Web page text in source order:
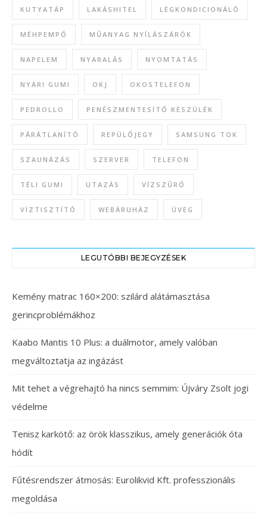
KUTYATÁP LAKÁSHITEL LÉGKONDICIONÁLÓ
MÉHPEMPŐ MŰANYAG NYÍLÁSZÁRÓK
NAPELEM NYARALÁS NYOMTATÁS
NYÁRI GUMI OKJ OKOSTELEFON
PEDROLLO PENÉSZMENTESÍTŐ KÉSZÜLÉK
PÁRÁTLANÍTÓ REPÜLŐJEGY SAMSUNG TOK
SZAUNÁZÁS SZERVER TELEFON
TÉLI GUMI UTAZÁS VÍZSZŰRŐ
VÍZTISZTÍTÓ WEBÁRUHÁZ ÜVEG
LEGUTÓBBI BEJEGYZÉSEK
Kemény matrac 160×200: szilárd alátámasztása
gerincproblémákhoz
Kaabo Mantis 10 Plus: a duálmotor, amely valóban
megváltoztatja az ingázást
Mit tehet a végrehajtó ha nincs semmim: Újváry Zsolt jogi
védelme
Tenisz karkötő: az örök klasszikus, amely generációk óta
hódít
Fűtésrendszer átmosás: Eurolikvid Kft. professzionális
megoldása